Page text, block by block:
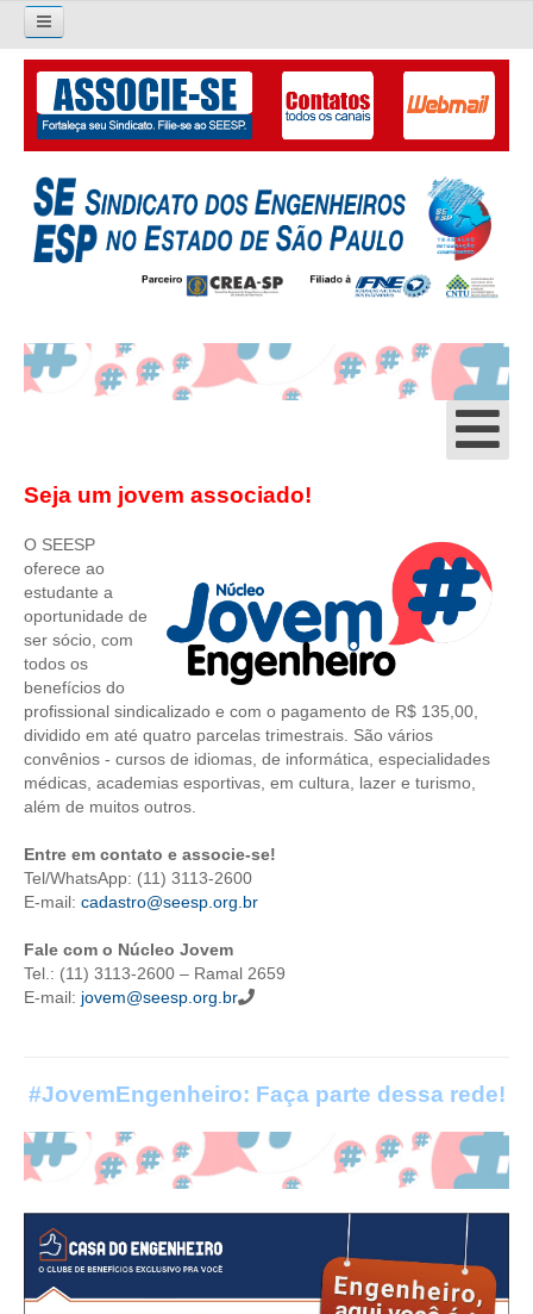
Pesquisar...
O SINDICATO
APRESENTAÇÃO
PALAVRA DO PRESIDENTE
LIVRO GESTÃO 2026-2029
CRESCE BRASIL
CONSELHO TECNOLÓGICO
HISTÓRICO E ATUAÇÃO
COMPOSIÇÃO
CONSELHOS ASSESSORES
JURÍDICO
CONTRIBUIÇÃO ASSISTENCIAL
CONTRIBUIÇÃO SINDICAL URBANA
REVISÃO DE APOSENTADORIA
Seja um jovem associado!
O SEESP
oferece ao
estudante a
oportunidade de
ser sócio, com
todos os
benefícios do
profissional sindicalizado e com o pagamento de R$ 135,00,
dividido em até quatro parcelas trimestrais. São vários
convênios - cursos de idiomas, de informática, especialidades
médicas, academias esportivas, em cultura, lazer e turismo,
além de muitos outros.
Entre em contato e associe-se!
Tel/WhatsApp: (11) 3113-2600
E-mail: cadastro@seesp.org.br
Fale com o Núcleo Jovem
Tel.: (11) 3113-2600 – Ramal 2659
E-mail: jovem@seesp.org.br
#JovemEngenheiro: Faça parte dessa rede!